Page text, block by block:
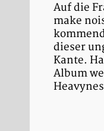
Auf die
make
dieser
Kante.
Album